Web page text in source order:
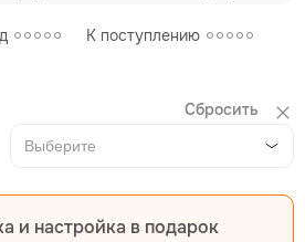
К поступлению
Сбросить
Выберите
и настройка в подарок